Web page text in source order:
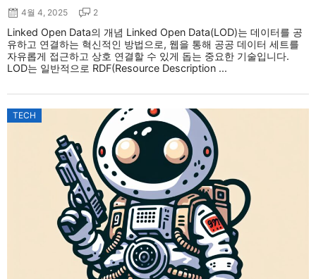
4월 4, 2025 2
Linked Open Data의 개념 Linked Open Data(LOD)는 데이터를 공
유하고 연결하는 혁신적인 방법으로, 웹을 통해 공공 데이터 세트를
자유롭게 접근하고 상호 연결할 수 있게 돕는 중요한 기술입니다.
LOD는 일반적으로 RDF(Resource Description ...
TECH